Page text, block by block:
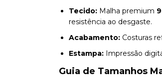
Tecido: Malha premium
resistência ao desgaste.
Acabamento: Costuras
Estampa: Impressão
Guia de Tamanhos